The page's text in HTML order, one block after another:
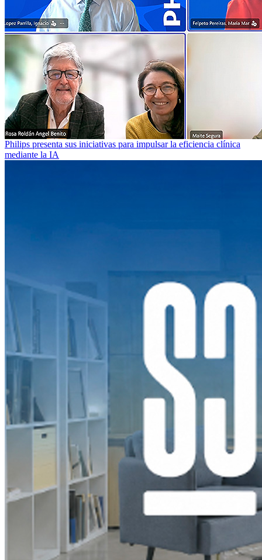
Philips presenta sus iniciativas para impulsar la eficiencia clínica
mediante la IA